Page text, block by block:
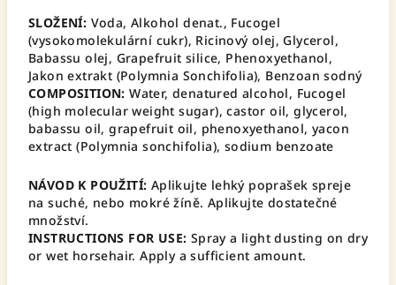
SLOŽENÍ: Voda, Alkohol denat., Fucogel
(vysokomolekulární cukr), Ricinový olej, Glycerol,
Babassu olej, Grapefruit silice, Phenoxyethanol,
Jakon extrakt (Polymnia Sonchifolia), Benzoan sodný
COMPOSITION:Water, denatured alcohol, Fucogel
(high molecular weight sugar), castor oil, glycerol,
babassu oil, grapefruit oil, phenoxyethanol, yacon
extract (Polymnia sonchifolia), sodium benzoate
NÁVOD K POUŽITÍ: Aplikujte lehký poprašek spreje
na suché, nebo mokré žíně. Aplikujte dostatečné
množství.
INSTRUCTIONS FOR USE: Spray a light dusting on dry
or wet horsehair. Apply a sufficient amount.